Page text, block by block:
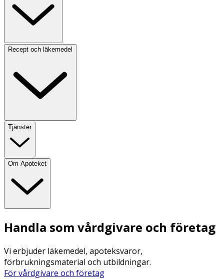
Recept och läkemedel
Tjänster
Om Apoteket
Handla som vårdgivare och företag
Vi erbjuder läkemedel, apoteksvaror,
förbrukningsmaterial och utbildningar.
För vårdgivare och företag